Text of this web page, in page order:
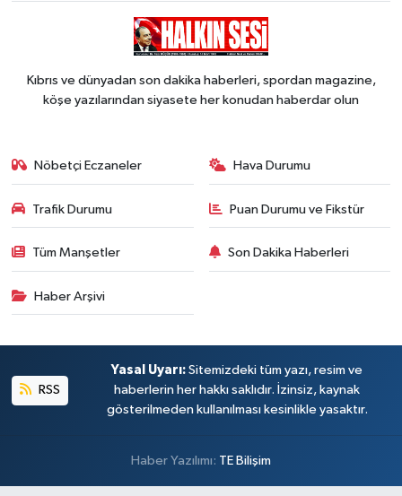
Kıbrıs ve dünyadan son dakika haberleri, spordan magazine,
köşe yazılarından siyasete her konudan haberdar olun
Nöbetçi Eczaneler Hava Durumu
Trafik Durumu Puan Durumu ve Fikstür
Tüm Manşetler Son Dakika Haberleri
Haber Arşivi
RSS
Yasal Uyarı: Sitemizdeki tüm yazı, resim ve
haberlerin her hakkı saklıdır. İzinsiz, kaynak
gösterilmeden kullanılması kesinlikle yasaktır.
Haber Yazılımı: TE Bilişim